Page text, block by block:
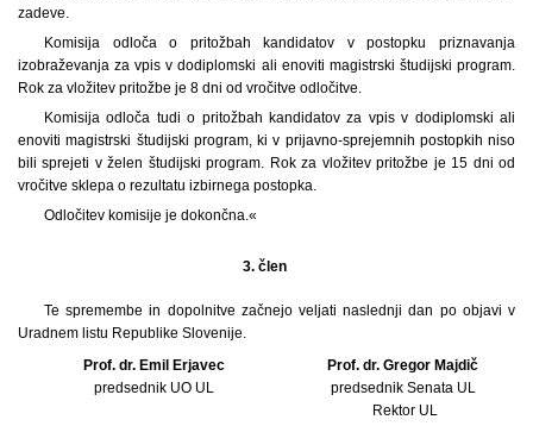
zadeve.
Komisija odloča o pritožbah kandidatov v postopku priznavanja
izobraževanja za vpis v dodiplomski ali enoviti magistrski študijski program.
Rok za vložitev pritožbe je 8 dni od vročitve odločitve.
Komisija odloča tudi o pritožbah kandidatov za vpis v dodiplomski ali
enoviti magistrski študijski program, ki v prijavno-sprejemnih postopkih niso
bili sprejeti v želen študijski program. Rok za vložitev pritožbe je 15 dni od
vročitve sklepa o rezultatu izbirnega postopka.
Odločitev komisije je dokončna.«
3. člen
Te spremembe in dopolnitve začnejo veljati naslednji dan po objavi v
Uradnem listu Republike Slovenije.
Prof. dr. Emil Erjavec
predsednik UO UL
Prof. dr. Gregor Majdič
predsednik Senata UL
Rektor UL